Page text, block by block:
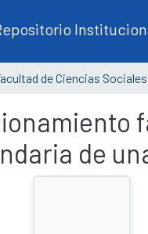
de Ciencias Sociales
de